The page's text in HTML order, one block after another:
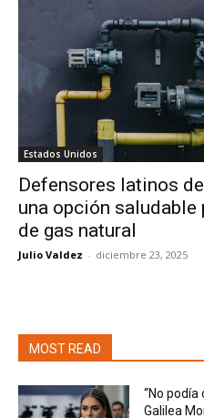
Estados Unidos
Defensores latinos
una opción saludable
de gas natural
Julio Valdez - diciembre 23, 2025
MOST READ
“No podía
Galilea